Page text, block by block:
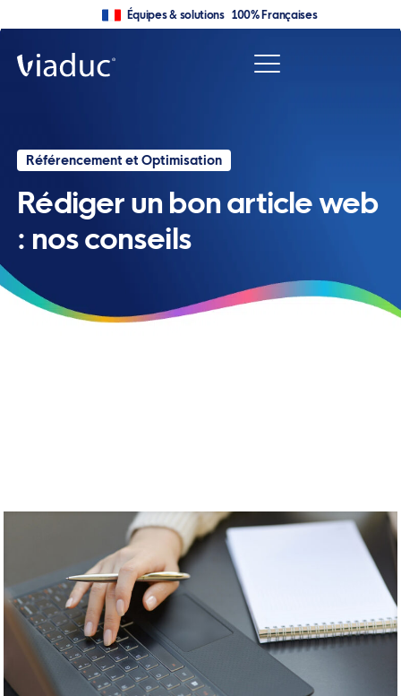
Équipes & solutions 100% Françaises
Référencement et Optimisation
Rédiger un bon article web
: nos conseils